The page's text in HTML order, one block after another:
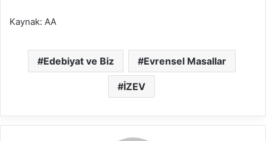
Kaynak: AA
Edebiyat ve Biz Evrensel Masallar
İZEV